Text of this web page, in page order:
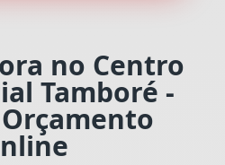
no Centro
Tamboré -